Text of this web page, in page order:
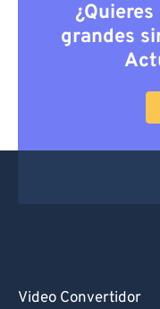
grandes
Video Convertidor